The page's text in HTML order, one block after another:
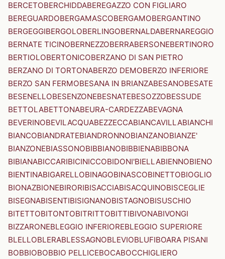
BERCETOBERCHIDDABEREGAZZO CON FIGLIARO
BEREGUARDOBERGAMASCOBERGAMOBERGANTINO
BERGEGGIBERGOLOBERLINGOBERNALDABERNAREGGIO
BERNATE TICINOBERNEZZOBERRABERSONEBERTINORO
BERTIOLOBERTONICOBERZANO DI SAN PIETRO
BERZANO DI TORTONABERZO DEMOBERZO INFERIORE
BERZO SAN FERMOBESANA IN BRIANZABESANOBESATE
BESENELLOBESENZONEBESNATEBESOZZOBESSUDE
BETTOLABETTONABEURA-CARDEZZABEVAGNA
BEVERINOBEVILACQUABEZZECCABIANCAVILLABIANCHI
BIANCOBIANDRATEBIANDRONNOBIANZANOBIANZE'
BIANZONEBIASSONOBIBBIANOBIBBIENABIBBONA
BIBIANABICCARIBICINICCOBIDONI'BIELLABIENNOBIENO
BIENTINABIGARELLOBINAGOBINASCOBINETTOBIOGLIO
BIONAZBIONEBIRORIBISACCIABISACQUINOBISCEGLIE
BISEGNABISENTIBISIGNANOBISTAGNOBISUSCHIO
BITETTOBITONTOBITRITTOBITTIBIVONABIVONGI
BIZZARONEBLEGGIO INFERIOREBLEGGIO SUPERIORE
BLELLOBLERABLESSAGNOBLEVIOBLUFIBOARA PISANI
BOBBIOBOBBIO PELLICEBOCABOCCHIGLIERO